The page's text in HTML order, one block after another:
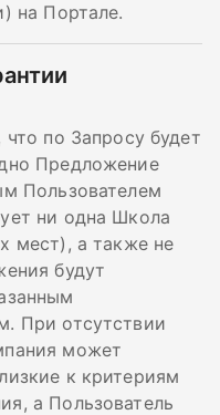
на Портале.
что по Запросу будет
Предложение
Пользователем
ни одна Школа
мест), а также не
будут
При отсутствии
может
к критериям
а Пользователь